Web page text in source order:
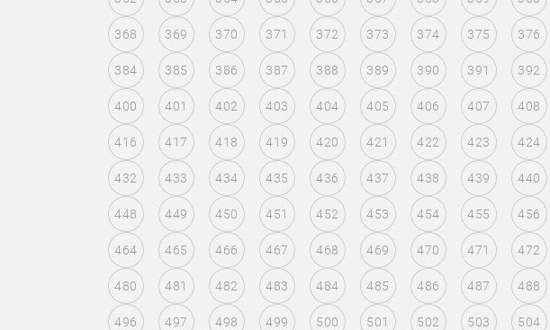
368 369 370 371 372 373 374 375 376
384 385 386 387 388 389 390 391 392
400 401 402 403 404 405 406 407 408
416 417 418 419 420 421 422 423 424
432 433 434 435 436 437 438 439 440
448 449 450 451 452 453 454 455 456
464 465 466 467 468 469 470 471 472
480 481 482 483 484 485 486 487 488
496 497 498 499 500 501 502 503 504